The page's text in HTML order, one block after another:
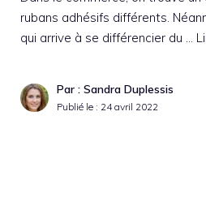
rubans adhésifs différents.
qui arrive à se différencier du …
Par : Sandra Duplessis
Publié le : 24 avril 2022